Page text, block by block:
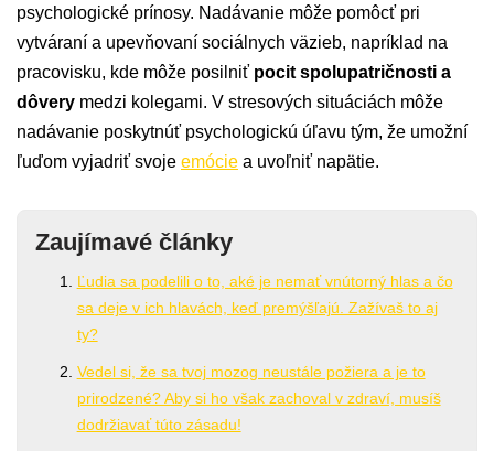
psychologické prínosy. Nadávanie môže pomôcť pri
vytváraní a upevňovaní sociálnych väzieb, napríklad na
pracovisku, kde môže posilniť pocit spolupatričnosti a
dôvery medzi kolegami. V stresových situáciách môže
nadávanie poskytnúť psychologickú úľavu tým, že umožní
ľuďom vyjadriť svoje emócie a uvoľniť napätie.​
Zaujímavé články
Ľudia sa podelili o to, aké je nemať vnútorný hlas a čo
sa deje v ich hlavách, keď premýšľajú. Zažívaš to aj
ty?
Vedel si, že sa tvoj mozog neustále požiera a je to
prirodzené? Aby si ho však zachoval v zdraví, musíš
dodržiavať túto zásadu!